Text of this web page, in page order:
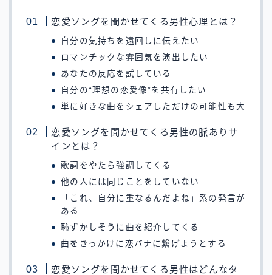
恋愛ソングを聞かせてくる男性心理とは？
自分の気持ちを遠回しに伝えたい
ロマンチックな雰囲気を演出したい
あなたの反応を試している
自分の“理想の恋愛像”を共有したい
単に好きな曲をシェアしただけの可能性も大
恋愛ソングを聞かせてくる男性の脈ありサ
インとは？
歌詞をやたら強調してくる
他の人には同じことをしていない
「これ、自分に重なるんだよね」系の発言が
ある
恥ずかしそうに曲を紹介してくる
曲をきっかけに恋バナに繋げようとする
恋愛ソングを聞かせてくる男性はどんなタ